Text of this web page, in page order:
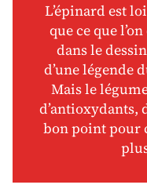
L’épinard est
que ce que
dans le
d’une légende
Mais le
d’antioxydants,
bon point pour